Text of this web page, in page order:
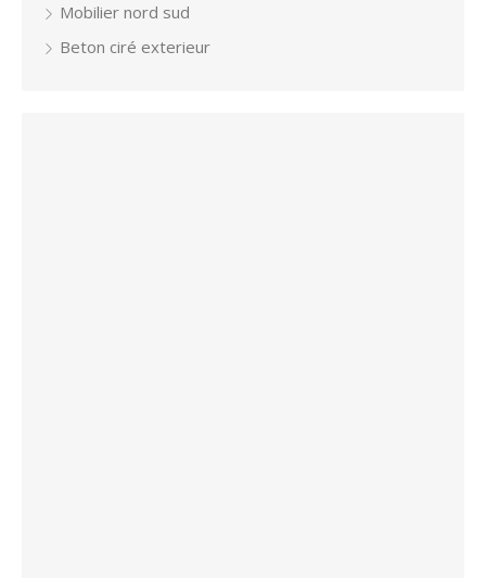
Mobilier nord sud
Beton ciré exterieur